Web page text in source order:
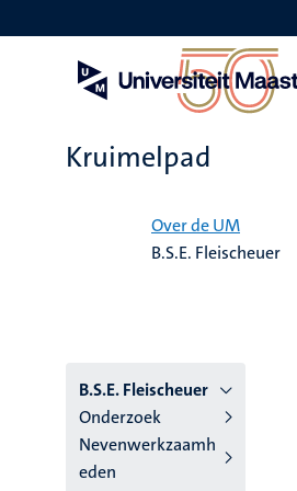
en
Kruimelpad
Over de UM
B.S.E. Fleischeuer
B.S.E. Fleischeuer
Onderzoek
Nevenwerkzaamh
eden